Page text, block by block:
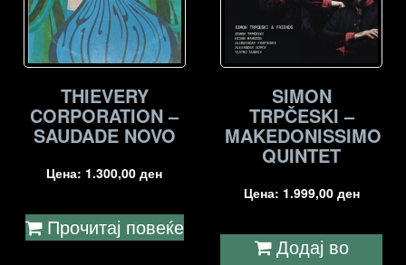
THIEVERY
CORPORATION –
SAUDADE NOVO
Цена: 1.300,00ден
Прочитај повеќе
SIMON
TRPČESKI –
MAKEDONISSIMO
QUINTET
Цена: 1.999,00 ден
Додај во